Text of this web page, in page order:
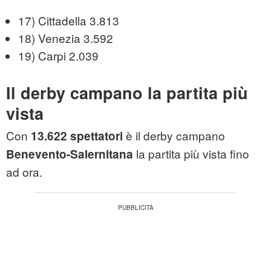
17) Cittadella 3.813
18) Venezia 3.592
19) Carpi 2.039
Il derby campano la partita più
vista
Con 13.622 spettatori è il derby campano
Benevento-Salernitana la partita più vista fino
ad ora.